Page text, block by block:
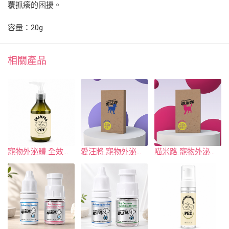
覆抓癢的困擾。
容量：20g
相關產品
寵物外泌體 全效舒緩洗毛精 愛汪將 寵物外泌體 凍晶安瓶(犬用) 喵米路 寵物外泌體 凍晶安瓶(貓用)